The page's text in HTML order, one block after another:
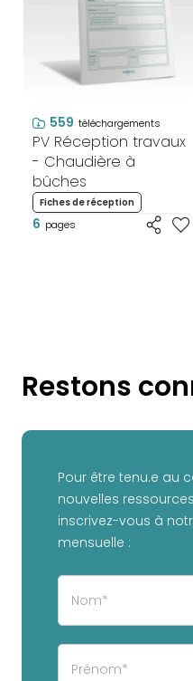
559 téléchargements
PV Réception travaux
- Chaudière à
bûches
Fiches de réception
6 pages
Restons
Pour être tenu.e au
nouvelles
inscrivez-vous à
mensuelle :